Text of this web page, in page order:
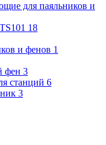
для паяльников и
18
и фенов 1
фен 3
станций 6
3